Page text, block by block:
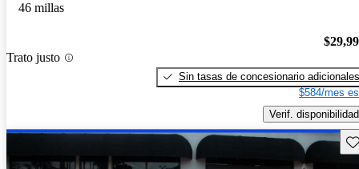
46 millas
Trato justo
Sin tasas de concesionario adicionales
$584/mes
Verif. disponibilidad